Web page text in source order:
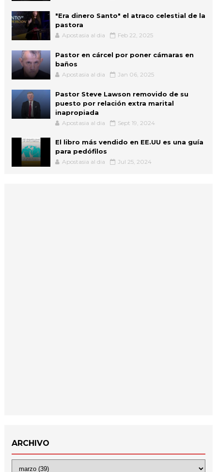
"Era dinero Santo" el atraco celestial de la
pastora
Apostasia al dia Feb 22, 2025
Pastor en cárcel por poner cámaras en
baños
Apostasia al dia Jan 06, 2025
Pastor Steve Lawson removido de su
puesto por relación extra marital
inapropiada
Apostasia al dia Sept 19, 2024
El libro más vendido en EE.UU es una guía
para pedófilos
Apostasia al dia Jul 25, 2024
ARCHIVO